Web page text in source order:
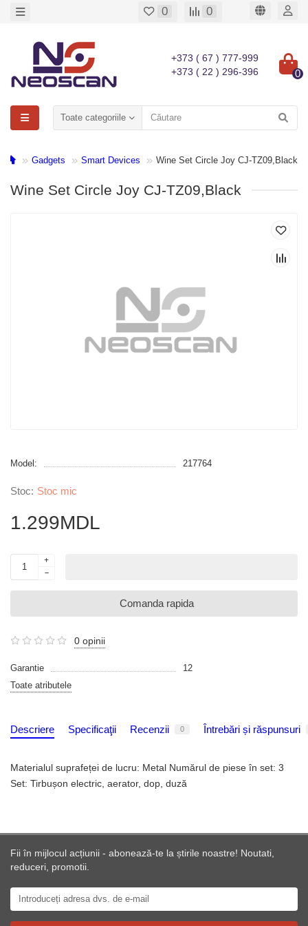
0 0
+373 ( 67 ) 777-999
+373 ( 22 ) 296-396
0
Toate categoriile
Gadgets Smart Devices Wine Set Circle Joy CJ-TZ09,Black
Wine Set Circle Joy CJ-TZ09,Black
Model: 217764
Stoc mic
1.299MDL
Comanda rapida
0 opinii
Garantie
12
Toate atributele
Descriere Specificaţii Recenzii 0 Întrebări și răspunsuri
Materialul suprafeței de lucru: Metal Numărul de piese în set: 3
Set: Tirbușon electric, aerator, dop, duză
Fii în mijlocul acțiunii - abonează-te la știrile noastre! Noutati,
reduceri, promotii.